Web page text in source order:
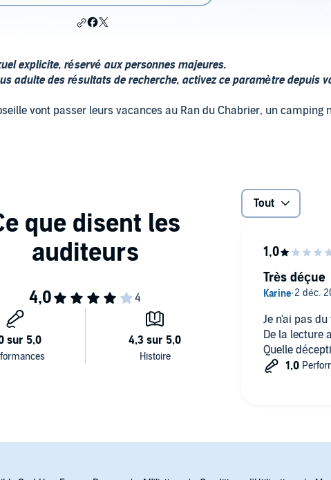
explicite, réservé aux personnes majeures.
adulte des résultats de recherche, activez ce paramètre depuis
vont passer leurs vacances au Ran du Chabrier, un camping
vont se livrer à de multiples orgies, des rencontres sexuelles
plaisir issu de la mécanique des corps. Car Groseille, habituée
joyeux, les ébats se multiplient sans se ressembler et l'excitation
n'est pas une simple décharge physique, c'est une ouverture sur
force et générosité, dans le partage et sans possessivité.
intégrale vous est proposé en exclusivité par Audible et est
Éveil (P)2018 Collection Libido
Tout
Je n'ai pas
De la lecture
Quelle
Très déçue